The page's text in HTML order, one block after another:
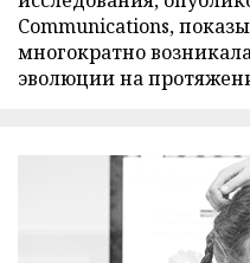
Communications,
многократно
эволюции на